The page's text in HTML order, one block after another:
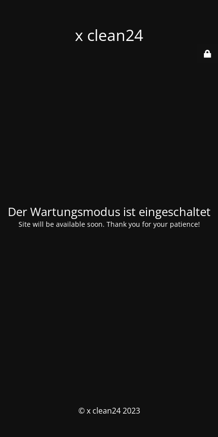
x clean24
Der Wartungsmodus ist eingeschaltet
Site will be available soon. Thank you for your patience!
© x clean24 2023